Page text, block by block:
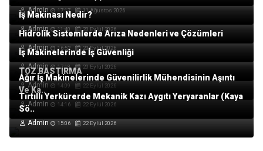
Admin 17:17 11 Ağustos 2026
İş Makinası Nedir?
Admin 11:40 20 Eylül 2026
Hidrolik Sistemlerde Arıza Nedenleri ve Çözümleri
Admin 16:52 20 Eylül 2026
İş Makinelerinde İş Güvenliği
Admin 17:18 20 Eylül 2026
TOZ BASTIRMA
Admin 14:09 22 Eylül 2026
Ağır İş Makinelerinde Güvenilirlik Mühendisinin Aşıntı
Ve Ka..
Admin 14:16 22 Eylül 2026
Tırtıllı Yerkürerde Mekanik Kazı Aygıtı Yeryaranlar (Kaya
Sö..
Admin 15:06 22 Eylül 2026